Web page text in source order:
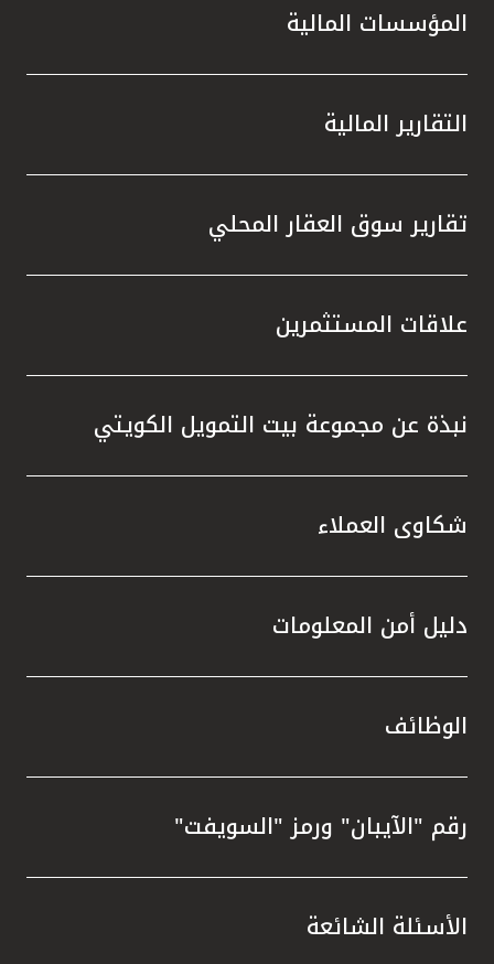
المؤسسات المالية
التقارير المالية
تقارير سوق العقار المحلي
علاقات المستثمرين
نبذة عن مجموعة بيت التمويل الكويتي
شكاوى العملاء
دليل أمن المعلومات
الوظائف
رقم "الآيبان" ورمز "السويفت"
الأسئلة الشائعة